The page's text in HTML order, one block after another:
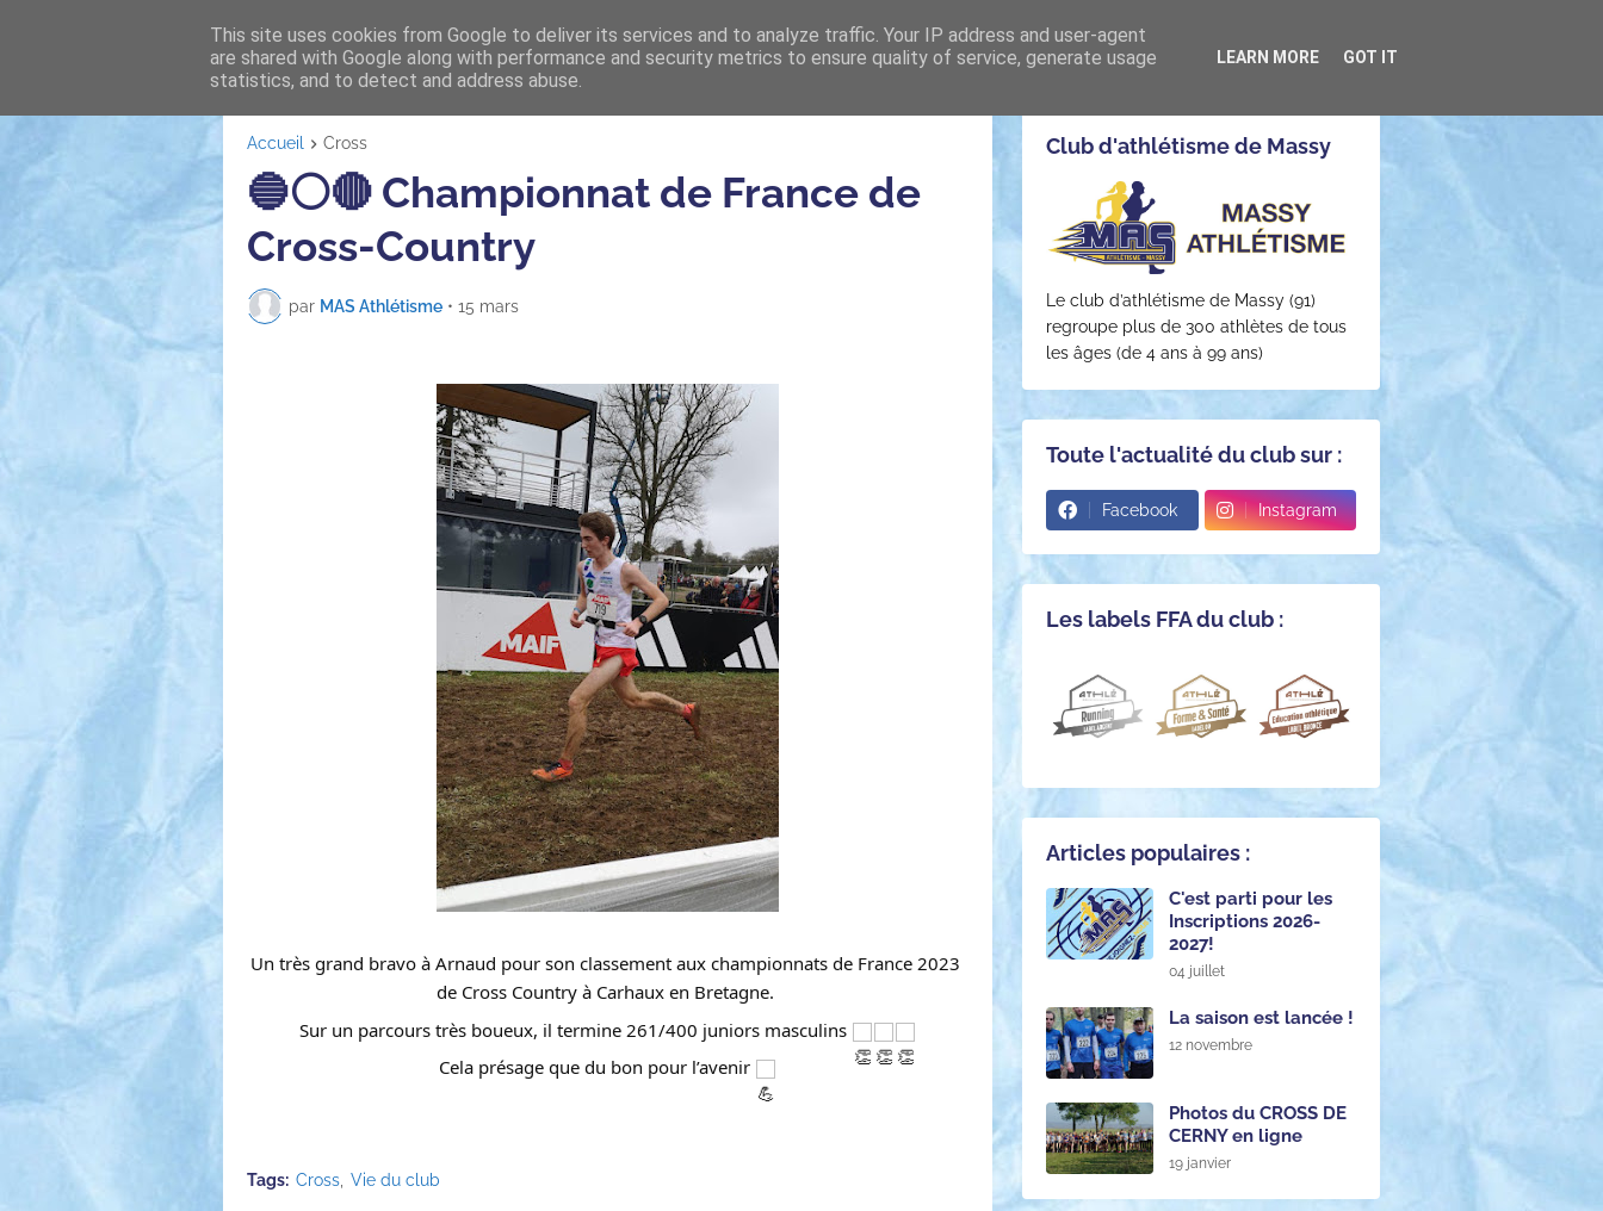
ACTUALITÉS LE CLUB LES SECTIONS EVÈNEMENTS INSCRIPTIONS (2026-2027)
Accueil Cross
🔵⚪️🔴 Championnat de France de
Cross-Country
par MAS Athlétisme • 15 mars
Un très grand bravo à Arnaud pour son classement aux championnats de France 2023
de Cross Country à Carhaux en Bretagne.
Sur un parcours très boueux, il termine 261/400 juniors masculins
Cela présage que du bon pour l’avenir
Tags: Cross Vie du club
Club d'athlétisme de Massy
Le club d’athlétisme de Massy (91)
regroupe plus de 300 athlètes de tous
les âges (de 4 ans à 99 ans)
Toute l'actualité du club sur :
Facebook Instagram
Les labels FFA du club :
Articles populaires :
C'est parti pour les
Inscriptions 2026-
2027!
04 juillet
La saison est lancée !
12 novembre
Photos du CROSS DE
CERNY en ligne
19 janvier
This site uses cookies from Google to deliver its services and to analyze traffic. Your IP address and user-agent
are shared with Google along with performance and security metrics to ensure quality of service, generate usage
statistics, and to detect and address abuse.
LEARN MORE GOT IT